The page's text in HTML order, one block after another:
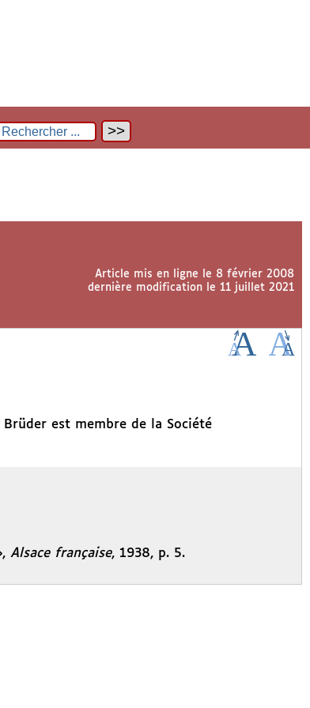
Article mis en ligne le 8 février 2008
dernière modification le 11 juillet 2021
est membre de la Société
Alsace française, 1938, p. 5.